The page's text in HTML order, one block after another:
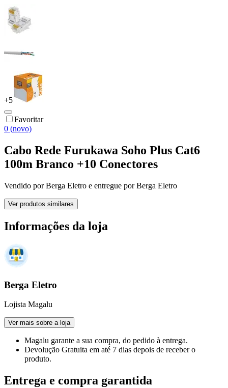
+5
Favoritar
0 (novo)
Cabo Rede Furukawa Soho Plus Cat6
100m Branco +10 Conectores
Vendido porBerga Eletro e entregue por Berga Eletro
Ver produtos similares
Informações da loja
Berga Eletro
Lojista Magalu
Ver mais sobre a loja
Magalu garante a sua compra, do pedido à entrega.
Devolução Gratuita em até 7 dias depois de receber o
produto.
Entrega e compra garantida